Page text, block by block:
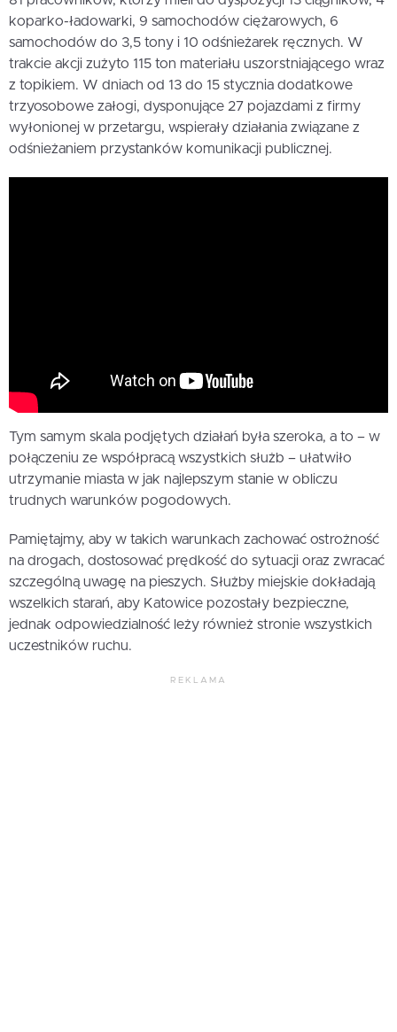
koparko-ładowarki, 9 samochodów ciężarowych, 6
samochodów do 3,5 tony i 10 odśnieżarek ręcznych. W
trakcie akcji zużyto 115 ton materiału uszorstniającego wraz
z topikiem. W dniach od 13 do 15 stycznia dodatkowe
trzyosobowe załogi, dysponujące 27 pojazdami z firmy
wyłonionej w przetargu, wspierały działania związane z
odśnieżaniem przystanków komunikacji publicznej.
Tym samym skala podjętych działań była szeroka, a to – w
połączeniu ze współpracą wszystkich służb – ułatwiło
utrzymanie miasta w jak najlepszym stanie w obliczu
trudnych warunków pogodowych.
Pamiętajmy, aby w takich warunkach zachować ostrożność
na drogach, dostosować prędkość do sytuacji oraz zwracać
szczególną uwagę na pieszych. Służby miejskie dokładają
wszelkich starań, aby Katowice pozostały bezpieczne,
jednak odpowiedzialność leży również stronie wszystkich
uczestników ruchu.
REKLAMA